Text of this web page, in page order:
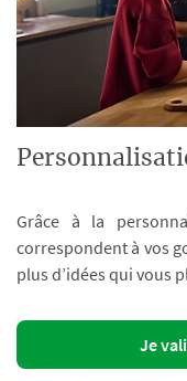
Grâce à la
correspondent à vos
plus d’idées qui vous
Je